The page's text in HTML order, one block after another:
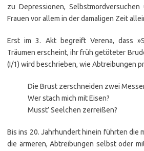
zu Depressionen,
Frauen vor allem in der damaligen Zeit
Erst im 3. Akt begreift Verena, dass
Träumen erscheint, ihr früh getöteter
(I/1) wird beschrieben, wie Abtreibungen
Die Brust zerschneiden zwei
Wer stach mich mit Eisen?
Musst’ Seelchen zerreißen?
Bis ins 20. Jahrhundert hinein führten die
die ärmeren, Abtreibungen selbst oder